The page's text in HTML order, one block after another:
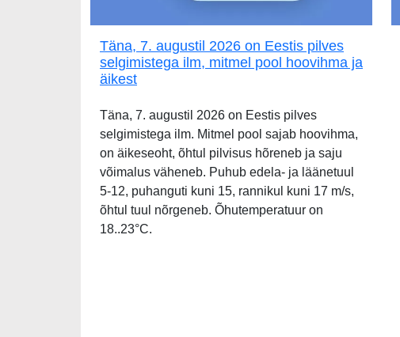
Täna, 7. augustil 2026 on Eestis pilves
selgimistega ilm, mitmel pool hoovihma ja
äikest
Täna, 7. augustil 2026 on Eestis pilves
selgimistega ilm. Mitmel pool sajab hoovihma,
on äikeseoht, õhtul pilvisus hõreneb ja saju
võimalus väheneb. Puhub edela- ja läänetuul
5-12, puhanguti kuni 15, rannikul kuni 17 m/s,
õhtul tuul nõrgeneb. Õhutemperatuur on
18..23°C.